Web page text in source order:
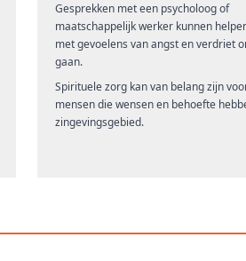
Gesprekken met een psycholoog of
maatschappelijk werker kunnen
met gevoelens van angst en verdriet
gaan.
Spirituele zorg kan van belang zijn
mensen die wensen en behoefte
zingevingsgebied.